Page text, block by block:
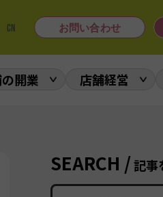
CN お問い合わせ
開業 店舗経営
SEARCH /記事